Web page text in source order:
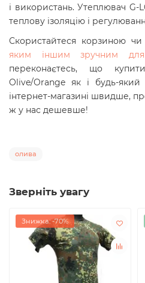
і використань. Утеплювач G-
теплову ізоляцію і
Скористайтеся корзиною
яким іншим зручним
переконаєтесь, що
Olive/Orange як і будь-
інтернет-магазині швидше,
ж у нас дешевше!
олива
Зверніть увагу
Знижка: -70%